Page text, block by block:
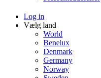
Log in
Vælg land
World
Benelux
Denmark
Germany
Norway